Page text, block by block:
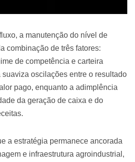
a manutenção do nível de
combinação de três fatores:
de competência e carteira
suaviza oscilações entre o resultado
pago, enquanto a adimplência
da geração de caixa e do
a estratégia permanece ancorada
e infraestrutura agroindustrial,